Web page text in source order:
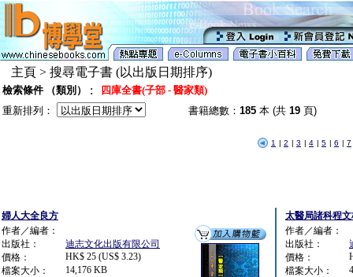
主頁 > 搜尋電子書 (以出版日期排序)
檢索條件 （類別） :
四庫全書(子部 - 醫家類)
重新排列：
書籍總數： 185 本 (共 19 頁)
1 | 2 | 3 | 4 | 5 | 6 | 7
婦人大全良方
作者／編者：
出版社：
迪志文化出版有限公司
價格：
HK$ 25 (US$ 3.23)
檔案大小：
14,176 KB
太醫局諸科程
作者／編者：
出版社：
價格：
檔案大小：